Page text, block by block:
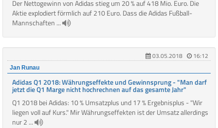
Der Nettogewinn von Adidas stieg um 20 % auf 418 Mio. Euro. Die
Aktie explodiert förmlich auf 210 Euro. Dass die Adidas Fußball-
Mannschaften ...
03.05.2018 16:12
Jan Runau
Adidas Q1 2018: Währungseffekte und Gewinnsprung - "Man darf
jetzt die Q1 Marge nicht hochrechnen auf das gesamte Jahr"
Q1 2018 bei Adidas: 10 % Umsatzplus und 17 % Ergebnisplus - "Wir
liegen voll auf Kurs." Mir Währungseffekten ist der Umsatz allerdings
nur 2 ...